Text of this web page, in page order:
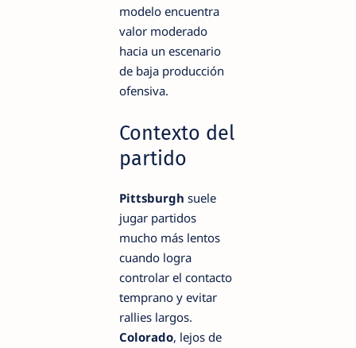
modelo encuentra
valor moderado
hacia un escenario
de baja producción
ofensiva.
Contexto del
partido
Pittsburgh suele
jugar partidos
mucho más lentos
cuando logra
controlar el contacto
temprano y evitar
rallies largos.
Colorado, lejos de